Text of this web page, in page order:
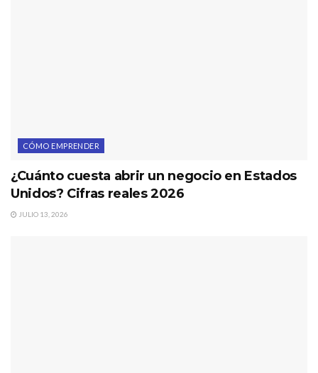
CÓMO EMPRENDER
¿Cuánto cuesta abrir un negocio en Estados
Unidos? Cifras reales 2026
JULIO 13, 2026